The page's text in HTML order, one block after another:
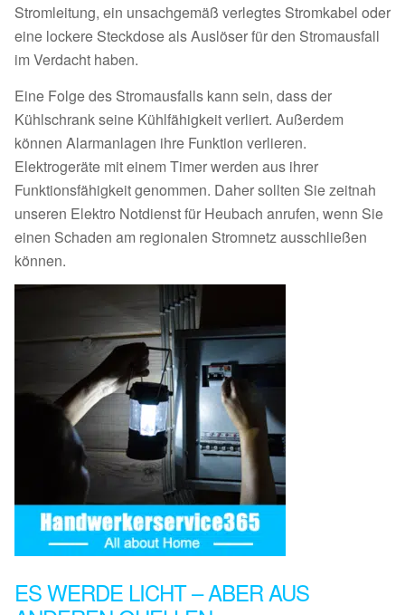
Stromleitung, ein unsachgemäß verlegtes Stromkabel oder
eine lockere Steckdose als Auslöser für den Stromausfall
im Verdacht haben.
Eine Folge des Stromausfalls kann sein, dass der
Kühlschrank seine Kühlfähigkeit verliert. Außerdem
können Alarmanlagen ihre Funktion verlieren.
Elektrogeräte mit einem Timer werden aus ihrer
Funktionsfähigkeit genommen. Daher sollten Sie zeitnah
unseren Elektro Notdienst für Heubach anrufen, wenn Sie
einen Schaden am regionalen Stromnetz ausschließen
können.
ES WERDE LICHT – ABER AUS